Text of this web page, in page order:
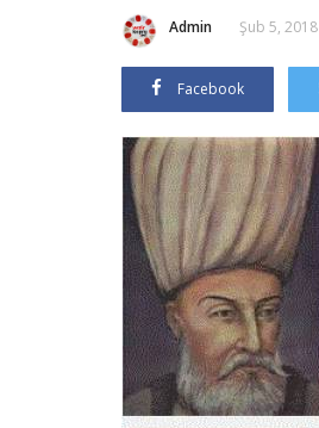
Admin Şub 5, 2018
Facebook